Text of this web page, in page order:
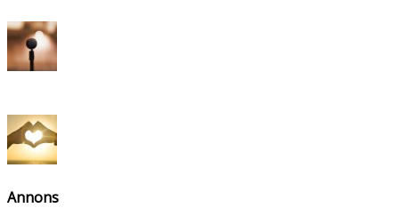
Annons